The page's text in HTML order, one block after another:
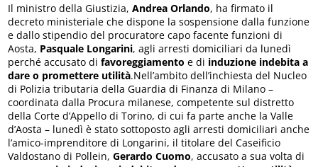
Il ministro della Giustizia,Andrea Orlando, ha firmato il
decreto ministeriale che dispone la sospensione dalla funzione
e dallo stipendio del procuratore capo facente funzioni di
Aosta, Pasquale Longarini, agli arresti domiciliari da lunedì
perché accusato difavoreggiamento e di induzione indebita a
dare o promettere utilità.Nell’ambito dell’inchiesta del Nucleo
di Polizia tributaria della Guardia di Finanza di Milano –
coordinata dalla Procura milanese, competente sul distretto
della Corte d’Appello di Torino, di cui fa parte anche la Valle
d’Aosta – lunedì è stato sottoposto agli arresti domiciliari anche
l’amico-imprenditore di Longarini, il titolare del Caseificio
Valdostano di Pollein, Gerardo Cuomo, accusato a sua volta di